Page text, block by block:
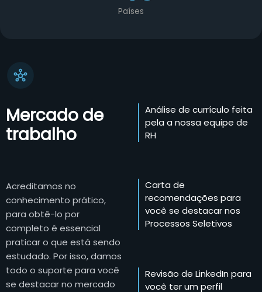
Países
Mercado de
trabalho
Acreditamos no
conhecimento prático,
para obtê-lo por
completo é essencial
praticar o que está sendo
estudado. Por isso, damos
todo o suporte para você
se destacar no mercado
Análise de currículo feita
pela a nossa equipe de
RH
Carta de
recomendações para
você se destacar nos
Processos Seletivos
Revisão de LinkedIn para
você ter um perfil